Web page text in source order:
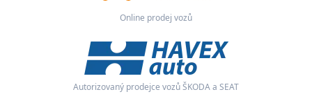
Online prodej vozů
Autorizovaný prodejce vozů ŠKODA a SEAT